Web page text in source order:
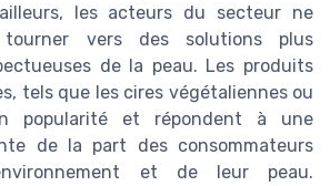
les acteurs du secteur ne
vers des solutions plus
de la peau. Les produits
tels que les cires végétaliennes ou
popularité et répondent à une
de la part des consommateurs
et de leur peau.